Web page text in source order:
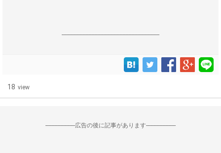
------------------------------------------------------------------
18 view
--------------------広告の後に記事があります--------------------